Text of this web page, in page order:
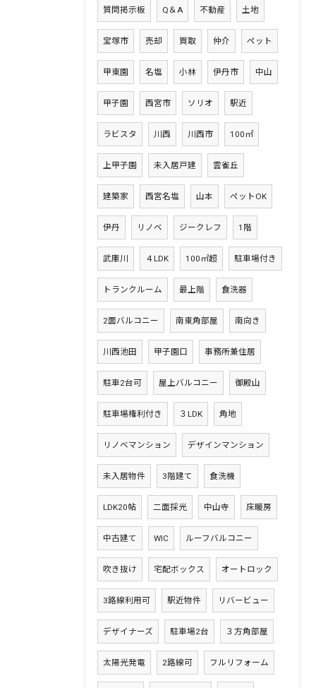
質問掲示板 Q＆A 不動産 土地
宝塚市 売却 買取 仲介 ペット
甲東園 名塩 小林 伊丹市 中山
甲子園 西宮市 ソリオ 駅近
ラビスタ 川西 川西市 100㎡
上甲子園 未入居戸建 雲雀丘
建築家 西宮名塩 山本 ペットOK
伊丹 リノベ ジークレフ 1階
武庫川 ４LDK 100㎡超 駐車場付き
トランクルーム 最上階 食洗器
2面バルコニー 南東角部屋 南向き
川西池田 甲子園口 事務所兼住居
駐車2台可 屋上バルコニー 御殿山
駐車場権利付き ３LDK 角地
リノベマンション デザインマンション
未入居物件 3階建て 食洗機
LDK20帖 二面採光 中山寺 床暖房
中古建て WIC ルーフバルコニー
吹き抜け 宅配ボックス オートロック
3路線利用可 駅近物件 リバービュー
デザイナーズ 駐車場2台 ３方角部屋
太陽光発電 2路線可 フルリフォーム